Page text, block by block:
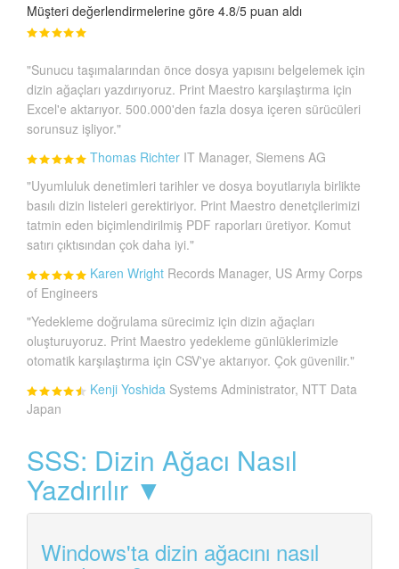
Müşteri değerlendirmelerine göre 4.8/5 puan aldı
"Sunucu taşımalarından önce dosya yapısını belgelemek için
dizin ağaçları yazdırıyoruz. Print Maestro karşılaştırma için
Excel'e aktarıyor. 500.000'den fazla dosya içeren sürücüleri
sorunsuz işliyor."
Thomas Richter IT Manager, Siemens AG
"Uyumluluk denetimleri tarihler ve dosya boyutlarıyla birlikte
basılı dizin listeleri gerektiriyor. Print Maestro denetçilerimizi
tatmin eden biçimlendirilmiş PDF raporları üretiyor. Komut
satırı çıktısından çok daha iyi."
Karen Wright Records Manager, US Army Corps
of Engineers
"Yedekleme doğrulama sürecimiz için dizin ağaçları
oluşturuyoruz. Print Maestro yedekleme günlüklerimizle
otomatik karşılaştırma için CSV'ye aktarıyor. Çok güvenilir."
Kenji Yoshida Systems Administrator, NTT Data
Japan
SSS: Dizin Ağacı Nasıl
Yazdırılır ▼
Windows'ta dizin ağacını nasıl